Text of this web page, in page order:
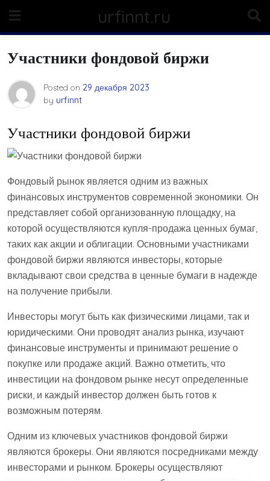
content
urfinnt.ru
Участники фондовой биржи
Posted on 29 декабря 2023
by urfinnt
Участники фондовой биржи
Фондовый рынок является одним из важных
финансовых инструментов современной экономики. Он
представляет собой организованную площадку, на
которой осуществляются купля-продажа ценных бумаг,
таких как акции и облигации. Основными участниками
фондовой биржи являются инвесторы, которые
вкладывают свои средства в ценные бумаги в надежде
на получение прибыли.
Инвесторы могут быть как физическими лицами, так и
юридическими. Они проводят анализ рынка, изучают
финансовые инструменты и принимают решение о
покупке или продаже акций. Важно отметить, что
инвестиции на фондовом рынке несут определенные
риски, и каждый инвестор должен быть готов к
возможным потерям.
Одним из ключевых участников фондовой биржи
являются брокеры. Они являются посредниками между
инвесторами и рынком. Брокеры осуществляют